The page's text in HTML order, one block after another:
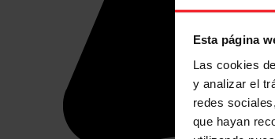
Esta página
Las cookies
y analizar el
redes
que hayan